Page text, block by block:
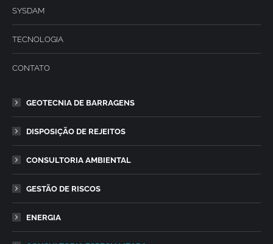
SYSDAM
TECNOLOGIA
CONTATO
GEOTECNIA DE BARRAGENS
DISPOSIÇÃO DE REJEITOS
CONSULTORIA AMBIENTAL
GESTÃO DE RISCOS
ENERGIA